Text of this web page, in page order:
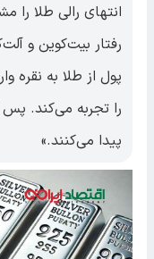
انتهای رالی طلا را
رفتار بیت‌کوین و
را تجربه می‌کند. پس
پیدا می‌کنند.»